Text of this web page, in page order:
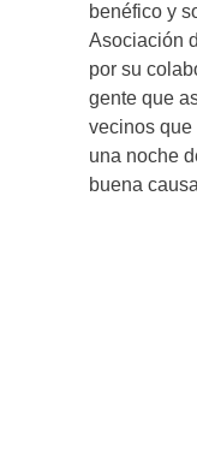
benéfico y
Asociación
por su
gente que
vecinos que
una noche
buena